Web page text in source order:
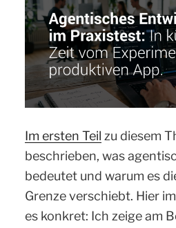
Im ersten Teil zu diesem
beschrieben, was
bedeutet und warum es
Grenze verschiebt. Hier
es konkret: Ich zeige am